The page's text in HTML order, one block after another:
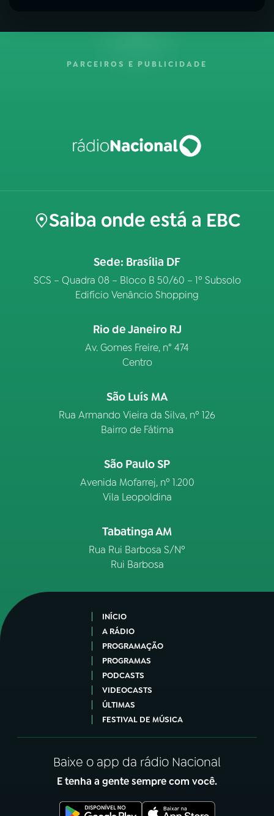
PARCEIROS E PUBLICIDADE
Saiba onde está a EBC
Sede: Brasília DF
SCS – Quadra 08 – Bloco B 50/60 – 1º Subsolo
Edifício Venâncio Shopping
Rio de Janeiro RJ
Av. Gomes Freire, n° 474
Centro
São Luís MA
Rua Armando Vieira da Silva, nº 126
Bairro de Fátima
São Paulo SP
Avenida Mofarrej, nº 1.200
Vila Leopoldina
Tabatinga AM
Rua Rui Barbosa S/Nº
Rui Barbosa
INÍCIO
A RÁDIO
PROGRAMAÇÃO
PROGRAMAS
PODCASTS
VIDEOCASTS
ÚLTIMAS
FESTIVAL DE MÚSICA
Baixe o app da rádio Nacional
E tenha a gente sempre com você.